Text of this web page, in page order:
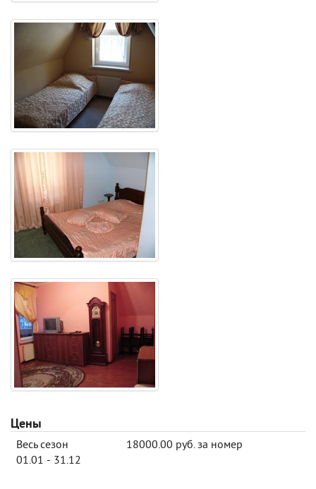
Цены
Весь сезон
01.01 - 31.12
18000.00 руб. за номер